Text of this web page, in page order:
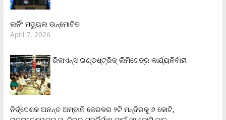
ଲର୍ନିଂ ମଡ୍ୟୁଲ ଉନ୍ମୋଚିତ
April 7, 2026
ରିଲାଏନ୍‌ସ ଇଣ୍ଡଷ୍ଟ୍ରିଜ୍ ଲିମିଟେଡ୍‌ର କାର୍ଯ୍ୟନିର୍ବାହୀ
ନିର୍ଦ୍ଦେଶକ ଅନନ୍ତ ଅମ୍ବାନି କେରଳର ୨ଟି ମନ୍ଦିରକୁ ୬ କୋଟି,